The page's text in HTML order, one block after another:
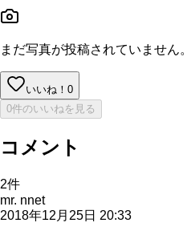
まだ写真が投稿されていません。
いいね！ 0
0件のいいねを見る
コメント
2件
mr. nnet
2018年12月25日 20:33